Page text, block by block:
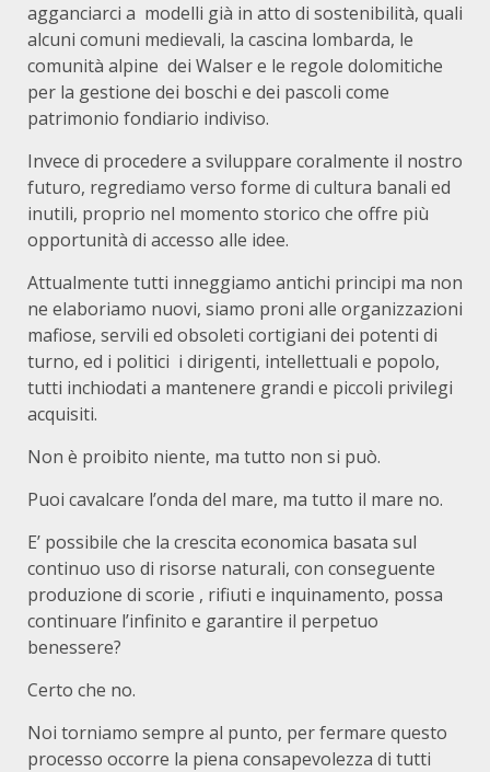
agganciarci a modelli già in atto di sostenibilità, quali
alcuni comuni medievali, la cascina lombarda, le
comunità alpine dei Walser e le regole dolomitiche
per la gestione dei boschi e dei pascoli come
patrimonio fondiario indiviso.
Invece di procedere a sviluppare coralmente il nostro
futuro, regrediamo verso forme di cultura banali ed
inutili, proprio nel momento storico che offre più
opportunità di accesso alle idee.
Attualmente tutti inneggiamo antichi principi ma non
ne elaboriamo nuovi, siamo proni alle organizzazioni
mafiose, servili ed obsoleti cortigiani dei potenti di
turno, ed i politici i dirigenti, intellettuali e popolo,
tutti inchiodati a mantenere grandi e piccoli privilegi
acquisiti.
Non è proibito niente, ma tutto non si può.
Puoi cavalcare l’onda del mare, ma tutto il mare no.
E’ possibile che la crescita economica basata sul
continuo uso di risorse naturali, con conseguente
produzione di scorie , rifiuti e inquinamento, possa
continuare l’infinito e garantire il perpetuo
benessere?
Certo che no.
Noi torniamo sempre al punto, per fermare questo
processo occorre la piena consapevolezza di tutti